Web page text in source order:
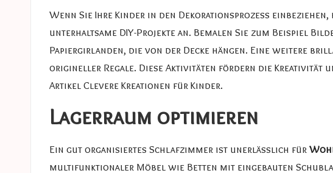
Wenn Sie Ihre Kinder in den Dekorationsprozess
unterhaltsame DIY-Projekte an. Bemalen Sie zum Beispiel
Papiergirlanden, die von der Decke hängen. Eine weitere
origineller Regale. Diese Aktivitäten fördern die Kreativität
Artikel Clevere Kreationen für Kinder.
Lagerraum optimieren
Ein gut organisiertes Schlafzimmer ist unerlässlich für
multifunktionaler Möbel wie Betten mit eingebauten